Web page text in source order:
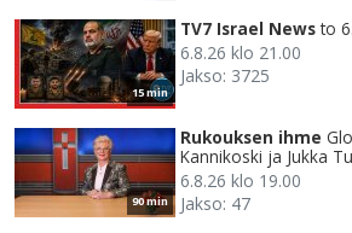
15 min
TV7 Israel News to
6.8.26 klo 21.00
Jakso: 3725
90 min
Rukouksen ihme
Kannikoski ja Jukka
6.8.26 klo 19.00
Jakso: 47